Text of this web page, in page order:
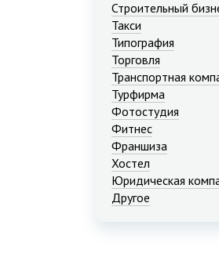
Строительный
Такси
Типография
Торговля
Транспортная
Турфирма
Фотостудия
Фитнес
Франшиза
Хостел
Юридическая
Другое